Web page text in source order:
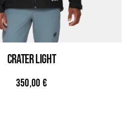
CRATER LIGHT
350,00 €